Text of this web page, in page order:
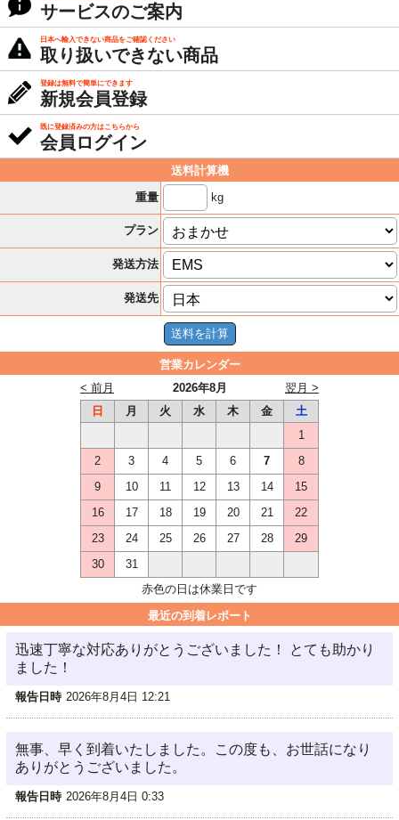
サービスのご案内
日本へ輸入できない商品をご確認ください
取り扱いできない商品
登録は無料で簡単にできます
新規会員登録
既に登録済みの方はこちらから
会員ログイン
送料計算機
重量
kg
プラン
発送方法
発送先
営業カレンダー
2026年8月
< 前月
翌月 >
日
月 火 水 木 金
土
1
2
3 4 5 6 7
8
9
10 11 12 13 14
15
16
17 18 19 20 21
22
23
24 25 26 27 28
29
30
31
赤色の日は休業日です
最近の到着レポート
迅速丁寧な対応ありがとうございました！ とても助かり
ました！
報告日時 2026年8月4日 12:21
無事、早く到着いたしました。この度も、お世話になり
ありがとうございました。
報告日時 2026年8月4日 0:33